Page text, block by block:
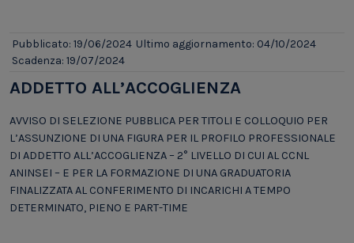
Pubblicato: 19/06/2024 Ultimo aggiornamento: 04/10/2024
Scadenza: 19/07/2024
ADDETTO ALL’ACCOGLIENZA
AVVISO DI SELEZIONE PUBBLICA PER TITOLI E COLLOQUIO PER
L’ASSUNZIONE DI UNA FIGURA PER IL PROFILO PROFESSIONALE
DI ADDETTO ALL’ACCOGLIENZA – 2° LIVELLO DI CUI AL CCNL
ANINSEI – E PER LA FORMAZIONE DI UNA GRADUATORIA
FINALIZZATA AL CONFERIMENTO DI INCARICHI A TEMPO
DETERMINATO, PIENO E PART-TIME